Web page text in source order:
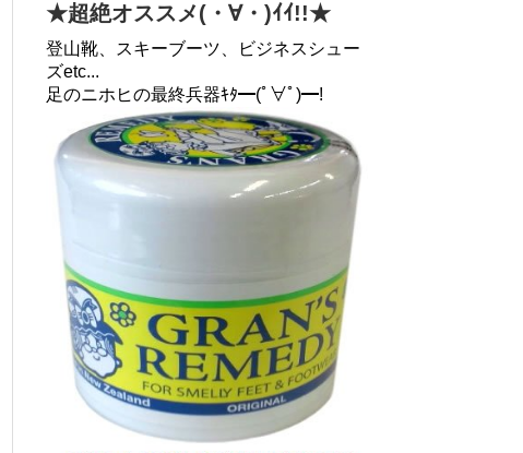
★超絶オススメ(・∀・)ｲｲ!!★
登山靴、スキーブーツ、ビジネスシュー
ズetc...
足のニホヒの最終兵器ｷﾀ━(ﾟ∀ﾟ)━!